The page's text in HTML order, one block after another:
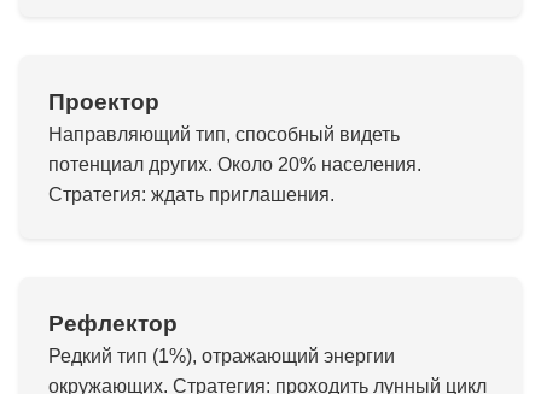
Проектор
Направляющий тип, способный видеть
потенциал других. Около 20% населения.
Стратегия: ждать приглашения.
Рефлектор
Редкий тип (1%), отражающий энергии
окружающих. Стратегия: проходить лунный цикл